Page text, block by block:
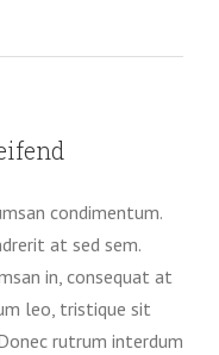
condimentum.
at sed sem.
in, consequat at
leo, tristique sit
rutrum interdum